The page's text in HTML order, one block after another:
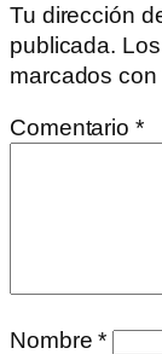
Tu dirección
publicada.
marcados con
Comentario *
Nombre*